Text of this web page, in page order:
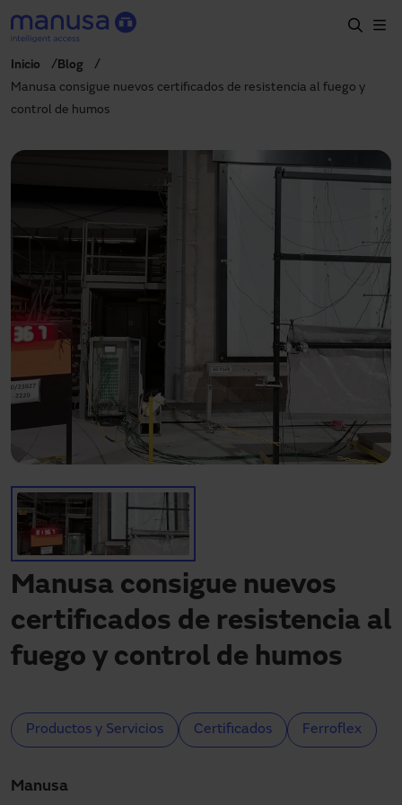
Pasar al contenido principal
Productos y sectores
Servicios
Sobre nosotros
ES
900827700
manusa@manusa.com
Descargas
Mi área
Inicio
Blog
Manusa consigue nuevos certificados de resistencia al fuego y
control de humos
Manusa consigue nuevos
certificados de resistencia al
fuego y control de humos
Productos y Servicios Certificados Ferroflex
Manusa